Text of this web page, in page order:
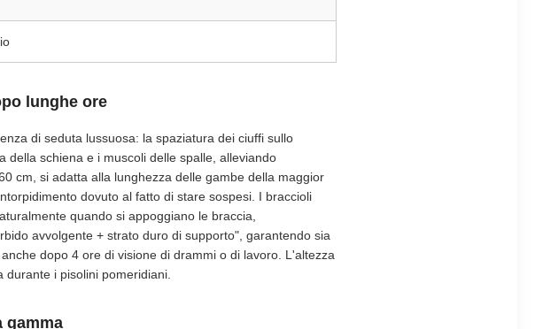
lunghe ore
di seduta lussuosa: la spaziatura dei ciuffi sullo
schiena e i muscoli delle spalle, alleviando
cm, si adatta alla lunghezza delle gambe della maggior
dovuto al fatto di stare sospesi. I braccioli
quando si appoggiano le braccia,
avvolgente + strato duro di supporto", garantendo sia
dopo 4 ore di visione di drammi o di lavoro. L'altezza
i pisolini pomeridiani.
gamma